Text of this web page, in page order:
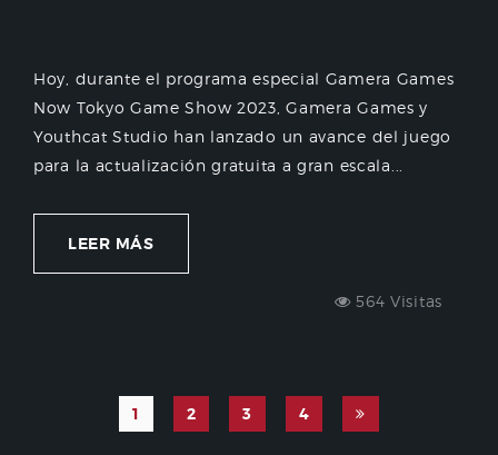
Hoy, durante el programa especial Gamera Games
Now Tokyo Game Show 2023, Gamera Games y
Youthcat Studio han lanzado un avance del juego
para la actualización gratuita a gran escala...
LEER MÁS
564 Visitas
1 2 3 4